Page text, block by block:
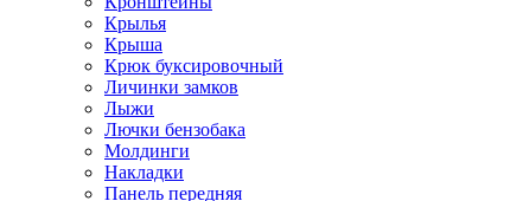
Крылья
Крыша
Крюк буксировочный
Личинки замков
Лыжи
Лючки бензобака
Молдинги
Накладки
Панель передняя